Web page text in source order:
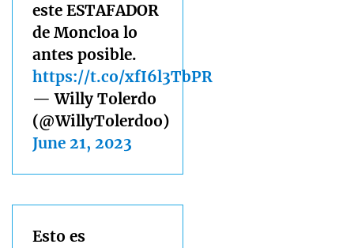
este ESTAFADOR
de Moncloa lo
antes posible.
https://t.co/xfI6l3TbPR
— Willy Tolerdo
(@WillyTolerdoo)
June 21, 2023
Esto es